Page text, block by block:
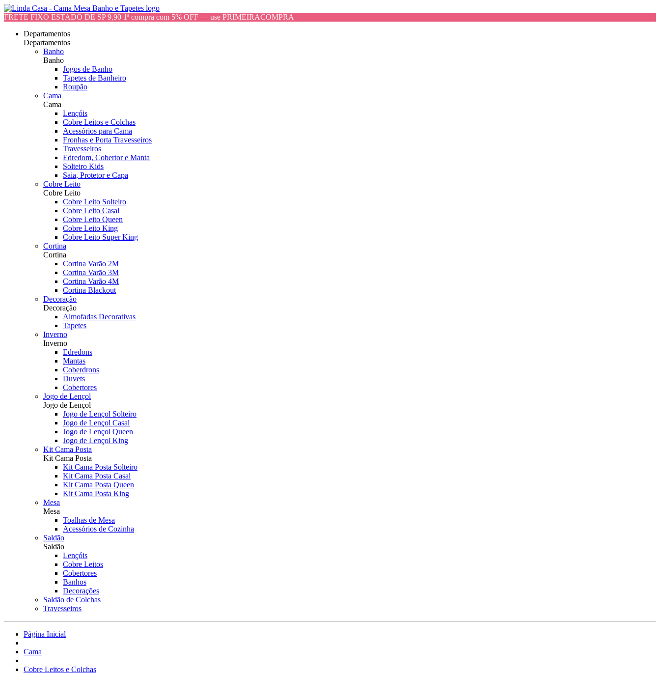
FRETE FIXO ESTADO DE SP 9,90 1ª compra com 5% OFF — use PRIMEIRACOMPRA
Departamentos
Departamentos
Banho
Banho
Jogos de Banho
Tapetes de Banheiro
Roupão
Cama
Cama
Lençóis
Cobre Leitos e Colchas
Acessórios para Cama
Fronhas e Porta Travesseiros
Travesseiros
Edredom, Cobertor e Manta
Solteiro Kids
Saia, Protetor e Capa
Cobre Leito
Cobre Leito
Cobre Leito Solteiro
Cobre Leito Casal
Cobre Leito Queen
Cobre Leito King
Cobre Leito Super King
Cortina
Cortina
Cortina Varão 2M
Cortina Varão 3M
Cortina Varão 4M
Cortina Blackout
Decoração
Decoração
Almofadas Decorativas
Tapetes
Inverno
Inverno
Edredons
Mantas
Coberdrons
Duvets
Cobertores
Jogo de Lençol
Jogo de Lençol
Jogo de Lençol Solteiro
Jogo de Lençol Casal
Jogo de Lençol Queen
Jogo de Lençol King
Kit Cama Posta
Kit Cama Posta
Kit Cama Posta Solteiro
Kit Cama Posta Casal
Kit Cama Posta Queen
Kit Cama Posta King
Mesa
Mesa
Toalhas de Mesa
Acessórios de Cozinha
Saldão
Saldão
Lençóis
Cobre Leitos
Cobertores
Banhos
Decorações
Saldão de Colchas
Travesseiros
Página Inicial
Cama
Cobre Leitos e Colchas